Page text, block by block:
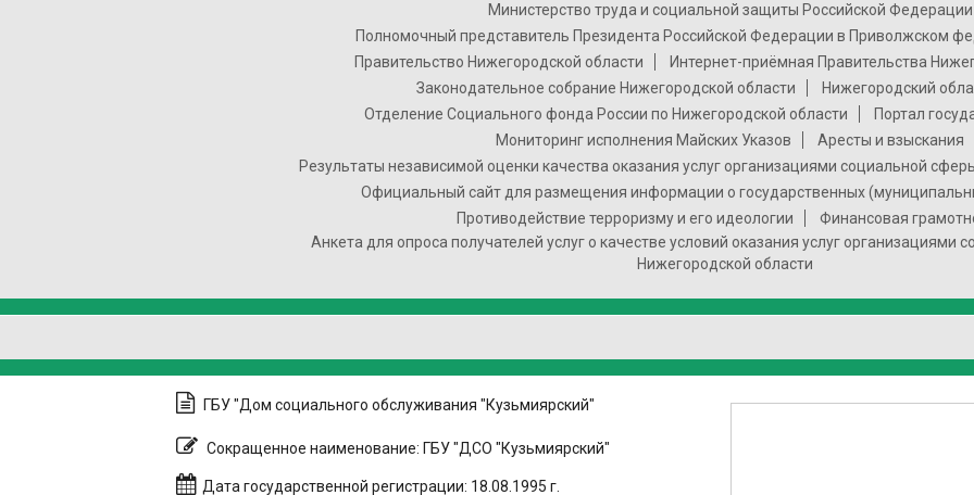
Министерство труда и социальной защиты Российской Федерации
Полномочный представитель Президента Российской Федерации в Приволжском
Правительство Нижегородской области
Интернет-приёмная Правительства
Законодательное собрание Нижегородской области
Нижегородский
Отделение Социального фонда России по Нижегородской области
Портал
Мониторинг исполнения Майских Указов
Аресты и взыскания
Результаты независимой оценки качества оказания услуг организациями социальной
Официальный сайт для размещения информации о государственных
Противодействие терроризму и его идеологии
Финансовая
Анкета для опроса получателей услуг о качестве условий оказания услуг организациями
Нижегородской области
ГБУ "Дом социального обслуживания "Кузьмиярский"
Сокращенное наименование: ГБУ "ДСО "Кузьмиярский"
Дата государственной регистрации: 18.08.1995 г.